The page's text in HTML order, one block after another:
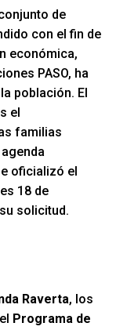
de
con el fin de
económica,
PASO, ha
población. El
el
familias
oficializó el
18 de
solicitud.
Raverta, los
Programa de